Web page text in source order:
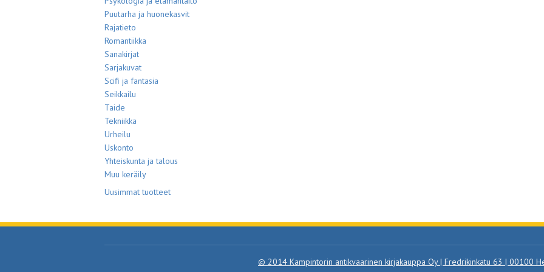
Puutarha ja huonekasvit
Rajatieto
Romantiikka
Sanakirjat
Sarjakuvat
Scifi ja fantasia
Seikkailu
Taide
Tekniikka
Urheilu
Uskonto
Yhteiskunta ja talous
Muu keräily
Uusimmat tuotteet
© 2014 Kampintorin antikvaarinen kirjakauppa Oy | Fredrikinkatu 63 | 00100